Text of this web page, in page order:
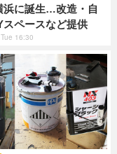
浜に誕生…改造・自
スペースなど提供
16:30